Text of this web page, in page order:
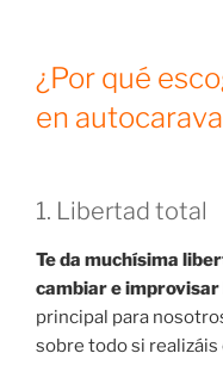
¿Por qué
en
1. Libertad total
Te da muchísima
cambiar e
principal para
sobre todo si